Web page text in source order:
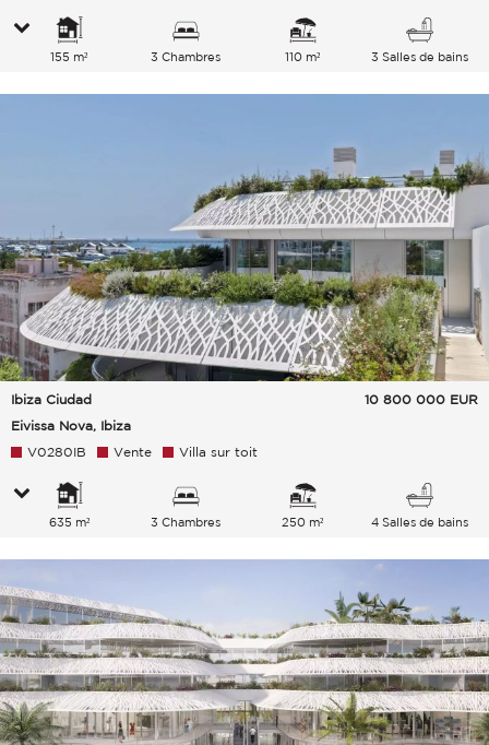
155 m² 3 Chambres 110 m² 3 Salles de bains
Ibiza Ciudad
Eivissa Nova, Ibiza
10 800 000 EUR
V0280IB Vente Villa sur toit
635 m² 3 Chambres 250 m² 4 Salles de bains